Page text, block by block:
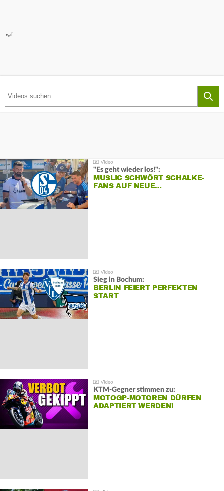
"Es geht wieder los!":
MUSLIC SCHWÖRT SCHALKE-
FANS AUF NEUE…
Sieg in Bochum:
BERLIN FEIERT PERFEKTEN
START
KTM-Gegner stimmen zu:
MOTOGP-MOTOREN DÜRFEN
ADAPTIERT WERDEN!